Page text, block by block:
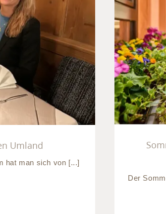
Umland
hat man sich von [...]
Der